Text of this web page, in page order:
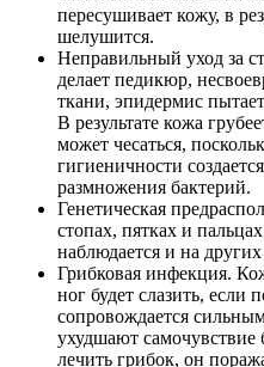
пересушивает кожу, в
шелушится.
Неправильный уход за
делает педикюр,
ткани, эпидермис
В результате кожа
может чесаться,
гигиеничности
размножения бактерий.
Генетическая
стопах, пятках и
наблюдается и на других
Грибковая инфекция.
ног будет слазить, если
сопровождается
ухудшают самочувствие
лечить грибок, он